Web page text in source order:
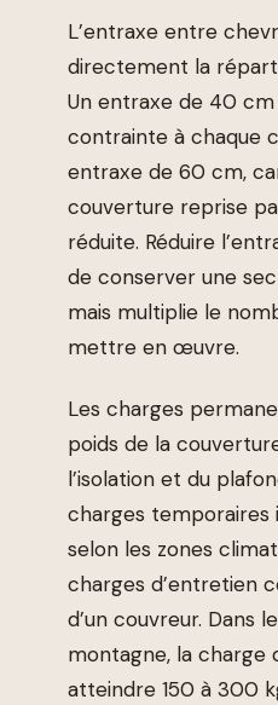
L’entraxe entre
directement la
Un entraxe de 40
contrainte à chaque
entraxe de 60 cm,
couverture reprise
réduite. Réduire
de conserver une
mais multiplie le
mettre en œuvre.
Les charges
poids de la
l’isolation et du
charges temporaires
selon les zones
charges d’entretien
d’un couvreur. Dans
montagne, la charge
atteindre 150 à 300